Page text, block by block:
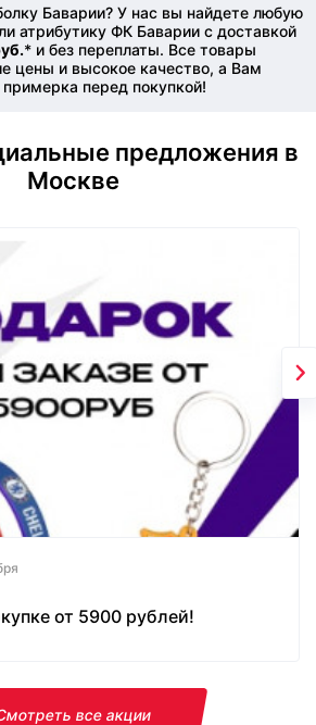
Баварии? У нас вы найдете любую
атрибутику ФК Баварии с доставкой
* и без переплаты. Все товары
цены и высокое качество, а Вам
перед покупкой!
предложения в
Москве
от 5900 рублей!
все акции